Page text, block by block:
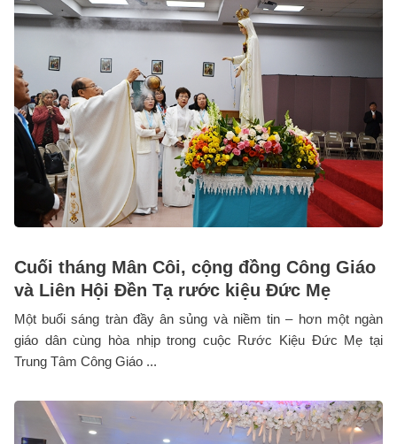
Cuối tháng Mân Côi, cộng đồng Công Giáo
và Liên Hội Đền Tạ rước kiệu Đức Mẹ
Một buổi sáng tràn đầy ân sủng và niềm tin – hơn một ngàn
giáo dân cùng hòa nhịp trong cuộc Rước Kiệu Đức Mẹ tại
Trung Tâm Công Giáo ...